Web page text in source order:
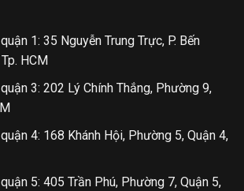
1: 35 Nguyễn Trung Trực, P. Bến
HCM
3: 202 Lý Chính Thắng, Phường 9,
4: 168 Khánh Hội, Phường 5, Quận 4,
5: 405 Trần Phú, Phường 7, Quận 5,